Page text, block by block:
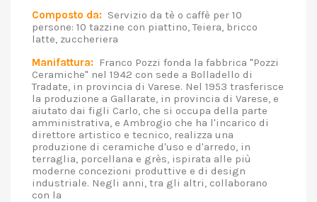
Composto da: Servizio da tè o caffè per 10
persone: 10 tazzine con piattino, Teiera, bricco
latte, zuccheriera
Manifattura: Franco Pozzi fonda la fabbrica "Pozzi
Ceramiche" nel 1942 con sede a Bolladello di
Tradate, in provincia di Varese. Nel 1953 trasferisce
la produzione a Gallarate, in provincia di Varese, e
aiutato dai figli Carlo, che si occupa della parte
amministrativa, e Ambrogio che ha l'incarico di
direttore artistico e tecnico, realizza una
produzione di ceramiche d'uso e d'arredo, in
terraglia, porcellana e grès, ispirata alle più
moderne concezioni produttive e di design
industriale. Negli anni, tra gli altri, collaborano
con la